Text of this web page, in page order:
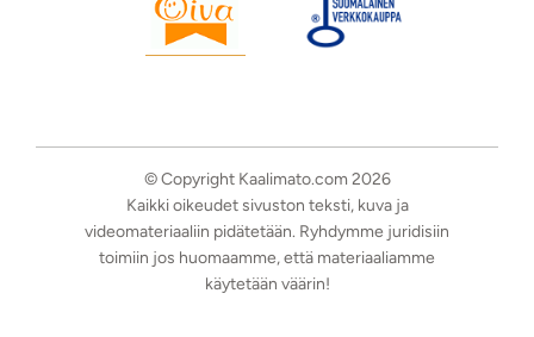
© Copyright Kaalimato.com 2026
Kaikki oikeudet sivuston teksti, kuva ja
videomateriaaliin pidätetään. Ryhdymme juridisiin
toimiin jos huomaamme, että materiaaliamme
käytetään väärin!